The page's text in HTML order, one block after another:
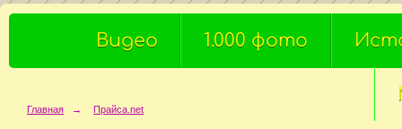
Видео 1.000 фото
Главная → Прайса.net